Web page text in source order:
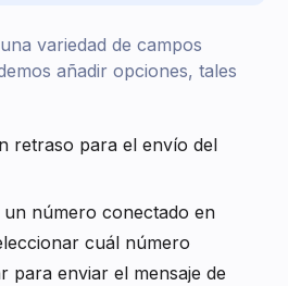
variedad de campos
añadir opciones, tales
retraso para el envío del
un número conectado en
cuál número
para enviar el mensaje de